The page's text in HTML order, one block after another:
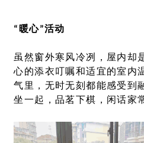
“暖心”活动
虽然窗外寒风冷冽，屋内却
心的添衣叮嘱和适宜的室内
气里，无时无刻都能感受到
坐一起，品茗下棋，闲话家